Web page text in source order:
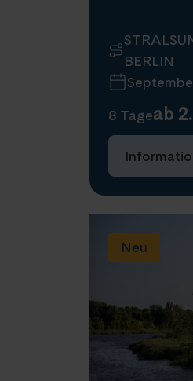
BERLIN
8 Tageab
Neu
19
3